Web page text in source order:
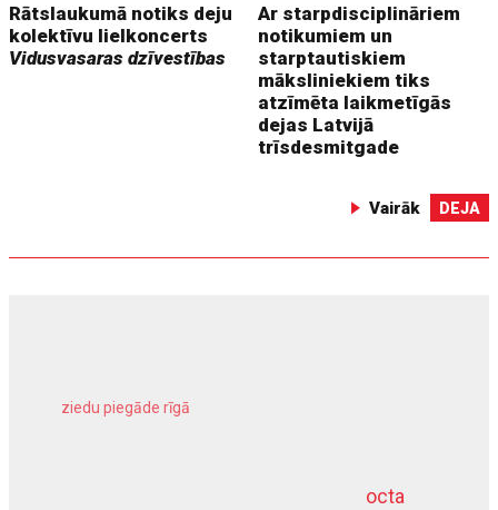
Rātslaukumā notiks deju
kolektīvu lielkoncerts
Vidusvasaras dzīvestības
Ar starpdisciplināriem
notikumiem un
starptautiskiem
māksliniekiem tiks
atzīmēta laikmetīgās
dejas Latvijā
trīsdesmitgade
Vairāk DEJA
octa
ziedu piegāde rīgā
dziļurbums